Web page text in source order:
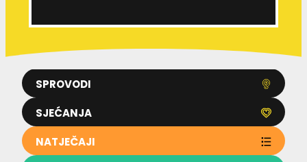
SPROVODI
SJEĆANJA
NATJEČAJI